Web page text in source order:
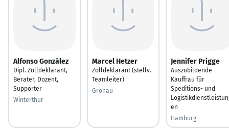
Alfonso González
Dipl. Zolldeklarant,
Berater, Dozent,
Supporter
Winterthur
Marcel Hetzer
Zolldeklarant (stellv.
Teamleiter)
Gronau
Jennifer Prigge
Auszubildende
Kauffrau für
Speditions- und
en
Hamburg